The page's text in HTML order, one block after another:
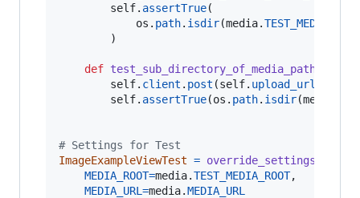
self. assertTrue(
os . path. isdir(media.TEST_MEDIA_ROOT
        )
def
self. client . post (self. upload_url
self. assertTrue(os . path. isdir(media
# Settings for Test
ImageExampleViewTest = override_settings
MEDIA_ROOT=media.TEST_MEDIA_ROOT,
MEDIA_URL =media.MEDIA_URL